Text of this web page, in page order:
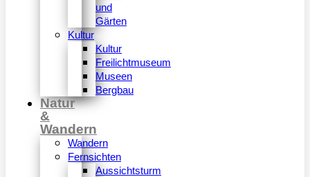
und
Gärten
Kultur
Kultur
Freilichtmuseum
Museen
Bergbau
Natur
&
Wandern
Wandern
Fernsichten
Aussichtsturm